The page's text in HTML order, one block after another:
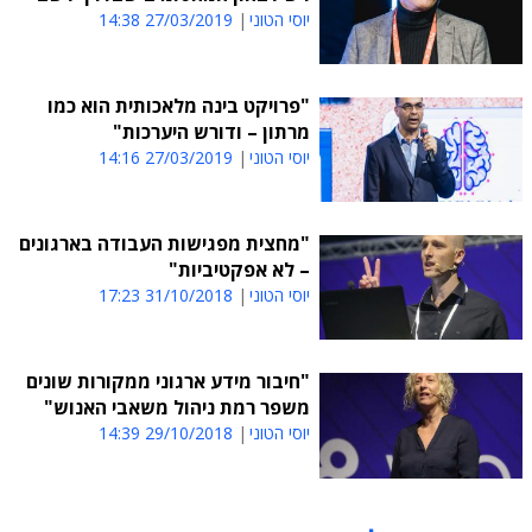
יוסי הטוני 27/03/2019 14:38
"פרויקט בינה מלאכותית הוא כמו
מרתון – ודורש היערכות"
יוסי הטוני 27/03/2019 14:16
"מחצית מפגישות העבודה בארגונים
– לא אפקטיביות"
יוסי הטוני 31/10/2018 17:23
"חיבור מידע ארגוני ממקורות שונים
משפר רמת ניהול משאבי האנוש"
יוסי הטוני 29/10/2018 14:39